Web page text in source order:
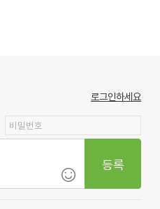
로그인하세요
등록